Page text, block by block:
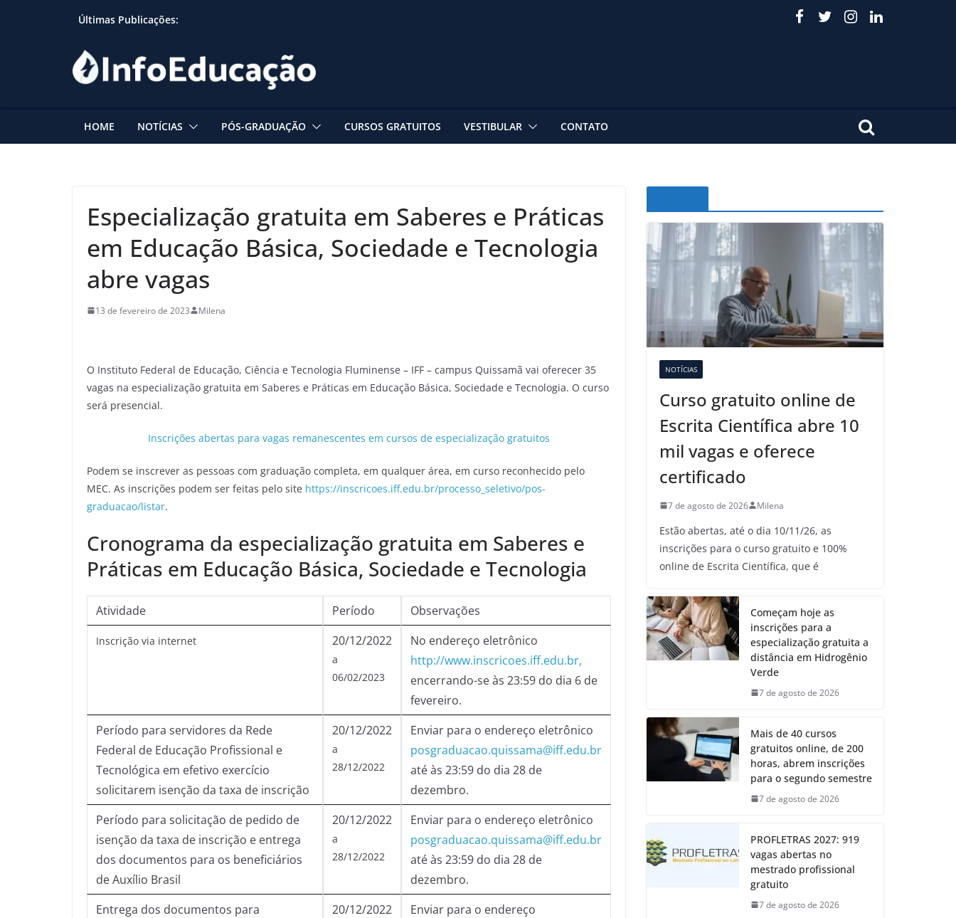
Últimas Publicações:
HOME NOTÍCIAS PÓS-GRADUAÇÃO CURSOS GRATUITOS VESTIBULAR CONTATO
Especialização gratuita em Saberes e Práticas
em Educação Básica, Sociedade e Tecnologia
abre vagas
13 de fevereiro de 2023 Milena
O Instituto Federal de Educação, Ciência e Tecnologia Fluminense – IFF – campus Quissamã vai oferecer 35
vagas na especialização gratuita em Saberes e Práticas em Educação Básica, Sociedade e Tecnologia. O curso
será presencial.
Inscrições abertas para vagas remanescentes em cursos de especialização gratuitos
Podem se inscrever as pessoas com graduação completa, em qualquer área, em curso reconhecido pelo
MEC. As inscrições podem ser feitas pelo site https://inscricoes.iff.edu.br/processo_seletivo/pos-
graduacao/listar.
Cronograma da especialização gratuita em Saberes e
Práticas em Educação Básica, Sociedade e Tecnologia
Atividade Período Observações
Inscrição via internet 20/12/2022
a
06/02/2023
No endereço eletrônico
http://www.inscricoes.iff.edu.br,
encerrando-se às 23:59 do dia 6 de
fevereiro.
Período para servidores da Rede
Federal de Educação Profissional e
Tecnológica em efetivo exercício
solicitarem isenção da taxa de inscrição
20/12/2022
a
28/12/2022
Enviar para o endereço eletrônico
posgraduacao.quissama@iff.edu.br
até às 23:59 do dia 28 de
dezembro.
Período para solicitação de pedido de
isenção da taxa de inscrição e entrega
dos documentos para os beneficiários
de Auxílio Brasil
20/12/2022
a
28/12/2022
Enviar para o endereço eletrônico
posgraduacao.quissama@iff.edu.br
até às 23:59 do dia 28 de
dezembro.
Entrega dos documentos para
20/12/2022 Enviar para o endereço
NOTÍCIAS
Curso gratuito online de
Escrita Científica abre 10
mil vagas e oferece
certificado
7 de agosto de 2026 Milena
Estão abertas, até o dia 10/11/26, as
inscrições para o curso gratuito e 100%
online de Escrita Científica, que é
Começam hoje as
inscrições para a
especialização gratuita a
distância em Hidrogênio
Verde
7 de agosto de 2026
Mais de 40 cursos
gratuitos online, de 200
horas, abrem inscrições
para o segundo semestre
7 de agosto de 2026
PROFLETRAS 2027: 919
vagas abertas no
mestrado profissional
gratuito
7 de agosto de 2026